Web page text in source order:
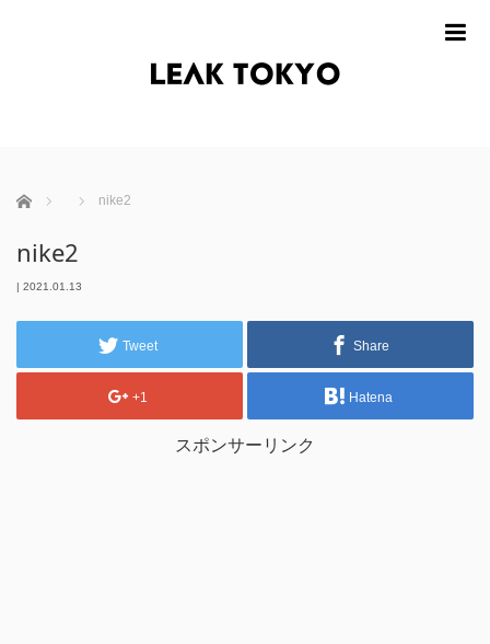
ホーム nike2
nike2
| 2021.01.13
Tweet Share
+1 Hatena
スポンサーリンク